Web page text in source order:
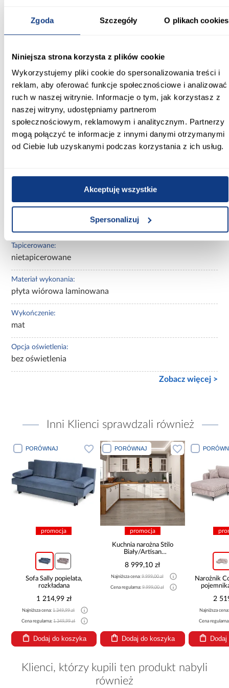
Zgoda Szczegóły O plikach cookies
Niniejsza strona korzysta z plików cookie
Wykorzystujemy pliki cookie do spersonalizowania treści i
reklam, aby oferować funkcje społecznościowe i analizować
ruch w naszej witrynie. Informacje o tym, jak korzystasz z
naszej witryny, udostępniamy partnerom
społecznościowym, reklamowym i analitycznym. Partnerzy
mogą połączyć te informacje z innymi danymi otrzymanymi
od Ciebie lub uzyskanymi podczas korzystania z ich usług.
Akceptuję wszystkie
Spersonalizuj
90.00
Głębokość [cm]:
164.00
Wysokość [cm]:
65.00
Powierzchnia spania [cm]:
Materac w komplecie:
Tapicerowane:
nietapicerowane
Materiał wykonania:
płyta wiórowa laminowana
Wykończenie:
mat
Opcja oświetlenia:
bez oświetlenia
Zobacz więcej >
Inni Klienci sprawdzali również
PORÓWNAJ
promocja
Sofa Sally popielata,
rozkładana
1 214,99 zł
Najniższa cena:1 349,99 zł
Cena regularna:1 349,99 zł
Dodaj do koszyka
PORÓWNAJ
promocja
Kuchnia narożna Stilo
Biały/Artisan
8 999,10 zł
Najniższa cena:9 999,00 zł
Cena regularna:9 999,00 zł
Dodaj do koszyka
Narożnik
2
Najniższa
Cena
Klienci, którzy kupili ten produkt nabyli
również